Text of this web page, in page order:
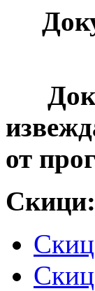
от
Скици: